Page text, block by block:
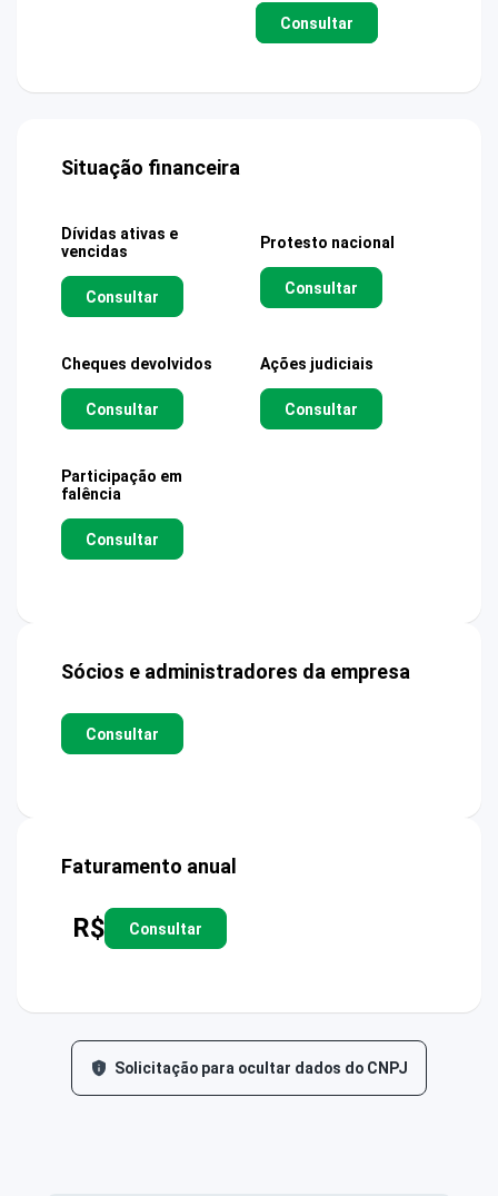
Consultar
Situação financeira
Dívidas ativas e
vencidas
Consultar
Protesto nacional
Consultar
Cheques devolvidos
Consultar
Ações judiciais
Consultar
Participação em
falência
Consultar
Sócios e administradores da empresa
Consultar
Faturamento anual
R$ Consultar
Solicitação para ocultar dados do CNPJ